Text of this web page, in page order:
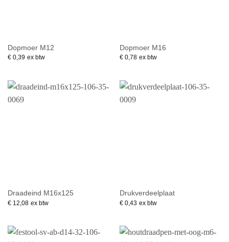
Dopmoer M12
€0,39 ex btw
Dopmoer M16
€0,78 ex btw
Draadeind M16x125
€12,08 ex btw
Drukverdeelplaat
€0,43 ex btw